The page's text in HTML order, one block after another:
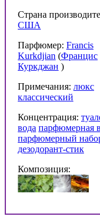
Страна
США
Парфюмер: Francis
Kurkdjian (Францис
Куркджан )
Примечания: люкс
классический
Концентрация:
вода парфюмерная
парфюмерный
дезодорант-стик
Композиция: